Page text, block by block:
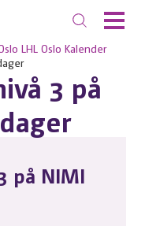
LHL Oslo Kalender
3 på
på NIMI